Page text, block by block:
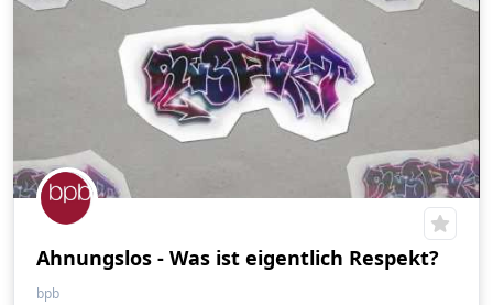
Ahnungslos - Was ist eigentlich Respekt?
bpb